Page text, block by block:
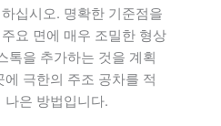
십시오. 명확한 기준점을
요 면에 매우 조밀한 형상
톡을 추가하는 것을 계획
극한의 주조 공차를 적
나은 방법입니다.